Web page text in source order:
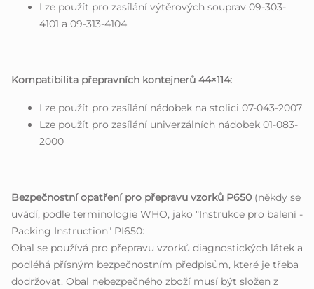
Lze použít pro zasílání výtěrových souprav 09-303-
4101 a 09-313-4104
Kompatibilita přepravních kontejnerů 44×114:
Lze použít pro zasílání nádobek na stolici 07-043-2007
Lze použít pro zasílání univerzálních nádobek 01-083-
2000
Bezpečnostní opatření pro přepravu vzorků P650 (někdy se
uvádí, podle terminologie WHO, jako "Instrukce pro balení -
Packing Instruction" PI650:
Obal se používá pro přepravu vzorků diagnostických látek a
podléhá přísným bezpečnostním předpisům, které je třeba
dodržovat. Obal nebezpečného zboží musí být složen z